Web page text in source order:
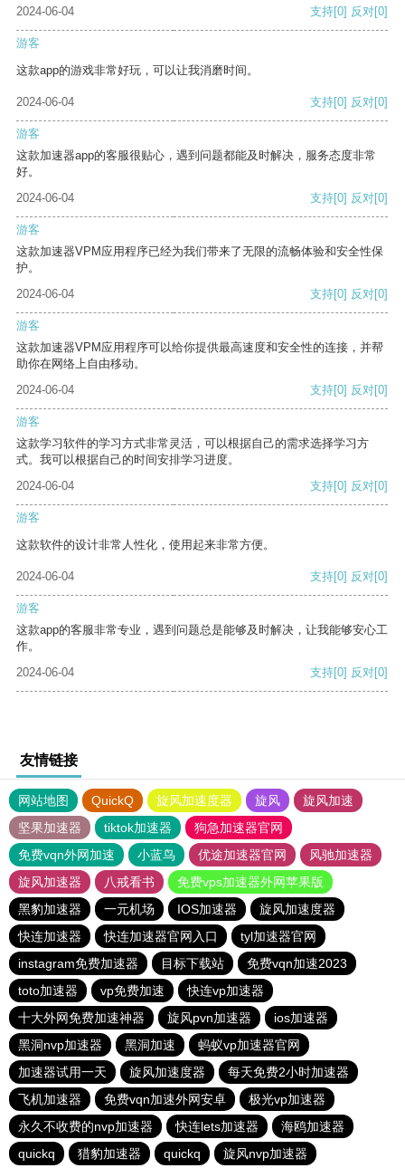
2024-06-04
支持[0] 反对[0]
游客
这款app的游戏非常好玩，可以让我消磨时间。
2024-06-04 支持[0] 反对[0]
游客
这款加速器app的客服很贴心，遇到问题都能及时解决，服务态度非常
好。
2024-06-04
支持[0] 反对[0]
游客
这款加速器VPM应用程序已经为我们带来了无限的流畅体验和安全性保
护。
2024-06-04
支持[0] 反对[0]
游客
这款加速器VPM应用程序可以给你提供最高速度和安全性的连接，并帮
助你在网络上自由移动。
2024-06-04
支持[0] 反对[0]
游客
这款学习软件的学习方式非常灵活，可以根据自己的需求选择学习方
式。我可以根据自己的时间安排学习进度。
2024-06-04
支持[0] 反对[0]
游客
这款软件的设计非常人性化，使用起来非常方便。
2024-06-04 支持[0] 反对[0]
游客
这款app的客服非常专业，遇到问题总是能够及时解决，让我能够安心工
作。
2024-06-04
支持[0] 反对[0]
友情链接
网站地图 QuickQ 旋风加速度器 旋风
旋风加速
坚果加速器
tiktok加速器
狗急加速器官网
免费vqn外网加速
小蓝鸟 优途加速器官网
风驰加速器
旋风加速器
八戒看书
免费vps加速器外网苹果版
黑豹加速器
一元机场 IOS加速器
旋风加速度器
快连加速器
快连加速器官网入口
tyl加速器官网
instagram免费加速器
目标下载站
免费vqn加速2023
toto加速器
vp免费加速
快连vp加速器
十大外网免费加速神器
旋风pvn加速器
ios加速器
黑洞nvp加速器
黑洞加速
蚂蚁vp加速器官网
加速器试用一天
旋风加速度器
每天免费2小时加速器
飞机加速器
免费vqn加速外网安卓
极光vp加速器
永久不收费的nvp加速器
快连lets加速器
海鸥加速器
quickq
猎豹加速器 quickq 旋风nvp加速器